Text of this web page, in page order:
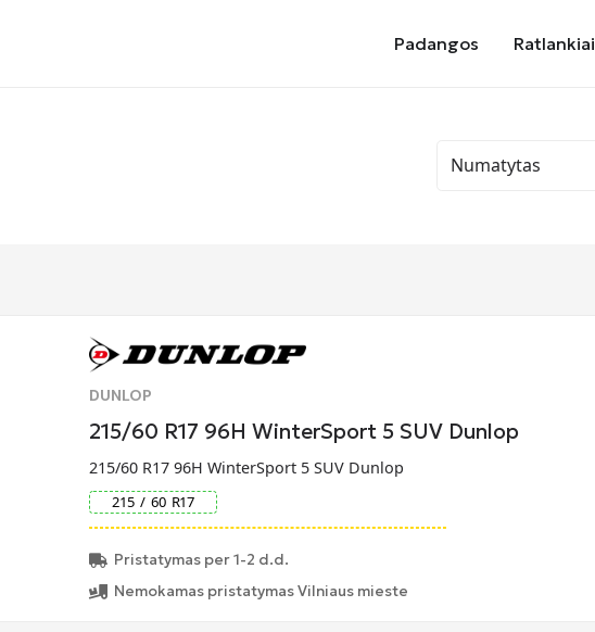
Padangos Ratlankiai
DUNLOP
215/60 R17 96H WinterSport 5 SUV Dunlop
215/60 R17 96H WinterSport 5 SUV Dunlop
215 / 60 R17
Pristatymas per 1-2 d.d.
Nemokamas pristatymas Vilniaus mieste